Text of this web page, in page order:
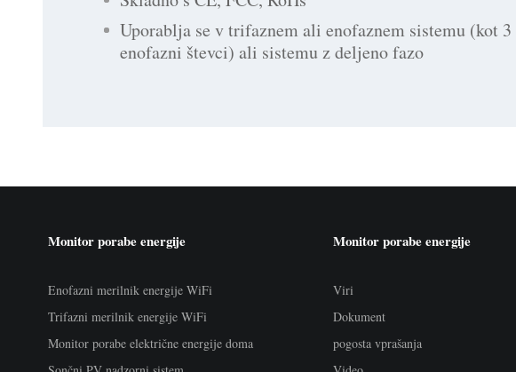
Uporablja se v trifaznem ali enofaznem sistemu (kot 3
enofazni števci) ali sistemu z deljeno fazo
Monitor porabe energije
Enofazni merilnik energije WiFi
Trifazni merilnik energije WiFi
Monitor porabe električne energije doma
Monitor porabe energije
Viri
Dokument
pogosta vprašanja